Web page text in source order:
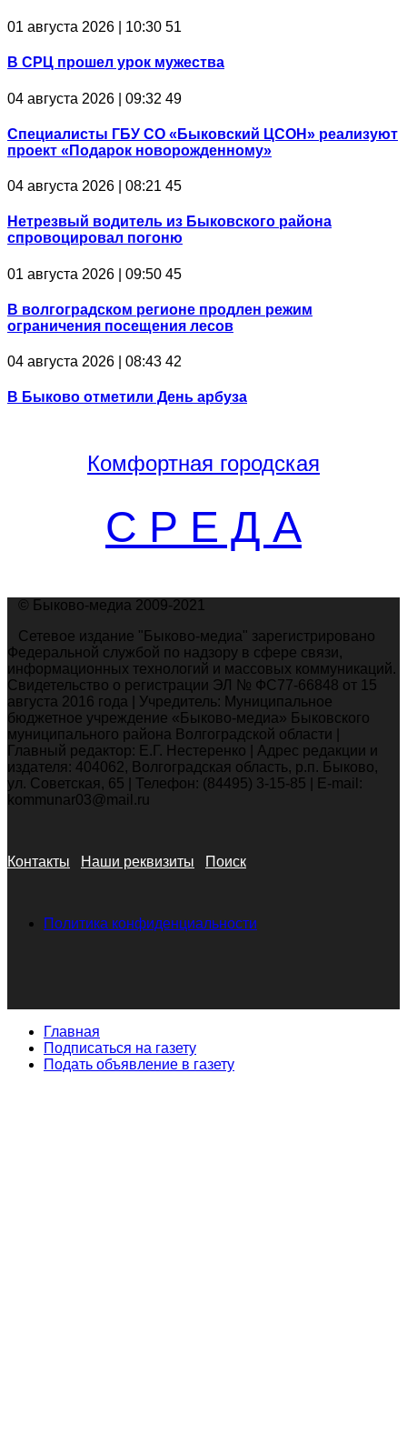
01 августа 2026 | 10:30 51
В СРЦ прошел урок мужества
04 августа 2026 | 09:32 49
Специалисты ГБУ СО «Быковский ЦСОН» реализуют
проект «Подарок новорожденному»
04 августа 2026 | 08:21 45
Нетрезвый водитель из Быковского района
спровоцировал погоню
01 августа 2026 | 09:50 45
В волгоградском регионе продлен режим
ограничения посещения лесов
04 августа 2026 | 08:43 42
В Быково отметили День арбуза
Комфортная городская
С Р Е Д А
© Быково-медиа 2009-2021
Сетевое издание "Быково-медиа" зарегистрировано
Федеральной службой по надзору в сфере связи,
информационных технологий и массовых коммуникаций.
Свидетельство о регистрации ЭЛ № ФС77-66848 от 15
августа 2016 года | Учредитель: Муниципальное
бюджетное учреждение «Быково-медиа» Быковского
муниципального района Волгоградской области |
Главный редактор: Е.Г. Нестеренко | Адрес редакции и
издателя: 404062, Волгоградская область, р.п. Быково,
ул. Советская, 65 | Телефон: (84495) 3-15-85 | E-mail:
kommunar03@mail.ru
Контакты Наши реквизиты Поиск
Политика конфиденциальности
Главная
Подписаться на газету
Подать объявление в газету